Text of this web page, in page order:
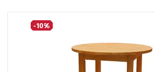
-10%